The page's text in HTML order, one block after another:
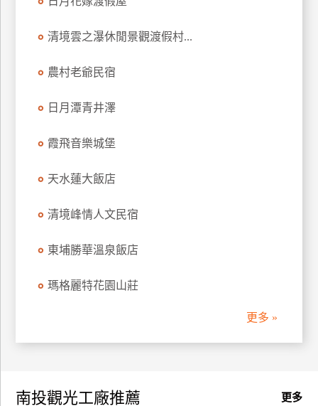
作
清境雲之瀑休閒景觀渡假村...
農村老爺民宿
日月潭青井澤
霞飛音樂城堡
天水蓮大飯店
清境峰情人文民宿
東埔勝華溫泉飯店
瑪格麗特花園山莊
更多 »
更多
南投觀光工廠推薦